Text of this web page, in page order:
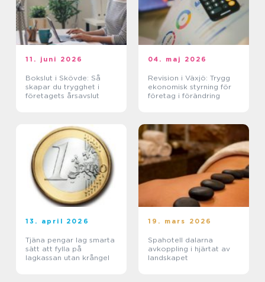
11. juni 2026
Bokslut i Skövde: Så
skapar du trygghet i
företagets årsavslut
04. maj 2026
Revision i Växjö: Trygg
ekonomisk styrning för
företag i förändring
13. april 2026
Tjäna pengar lag smarta
sätt att fylla på
lagkassan utan krångel
19. mars 2026
Spahotell dalarna
avkoppling i hjärtat av
landskapet